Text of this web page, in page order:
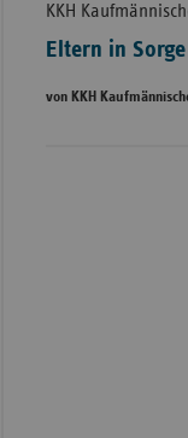
KKH
Eltern in
von KKH